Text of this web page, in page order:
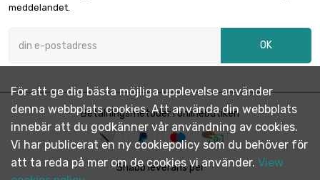
meddelandet.
OK
Betalningsmetoder i onlinebutiken
Snabb leverans per
För att ge dig bästa möjliga upplevelse använder
denna webbplats cookies. Att använda din webbplats
innebär att du godkänner vår användning av cookies.
Vi har publicerat en ny cookiepolicy som du behöver för
att ta reda på mer om de cookies vi använder. View